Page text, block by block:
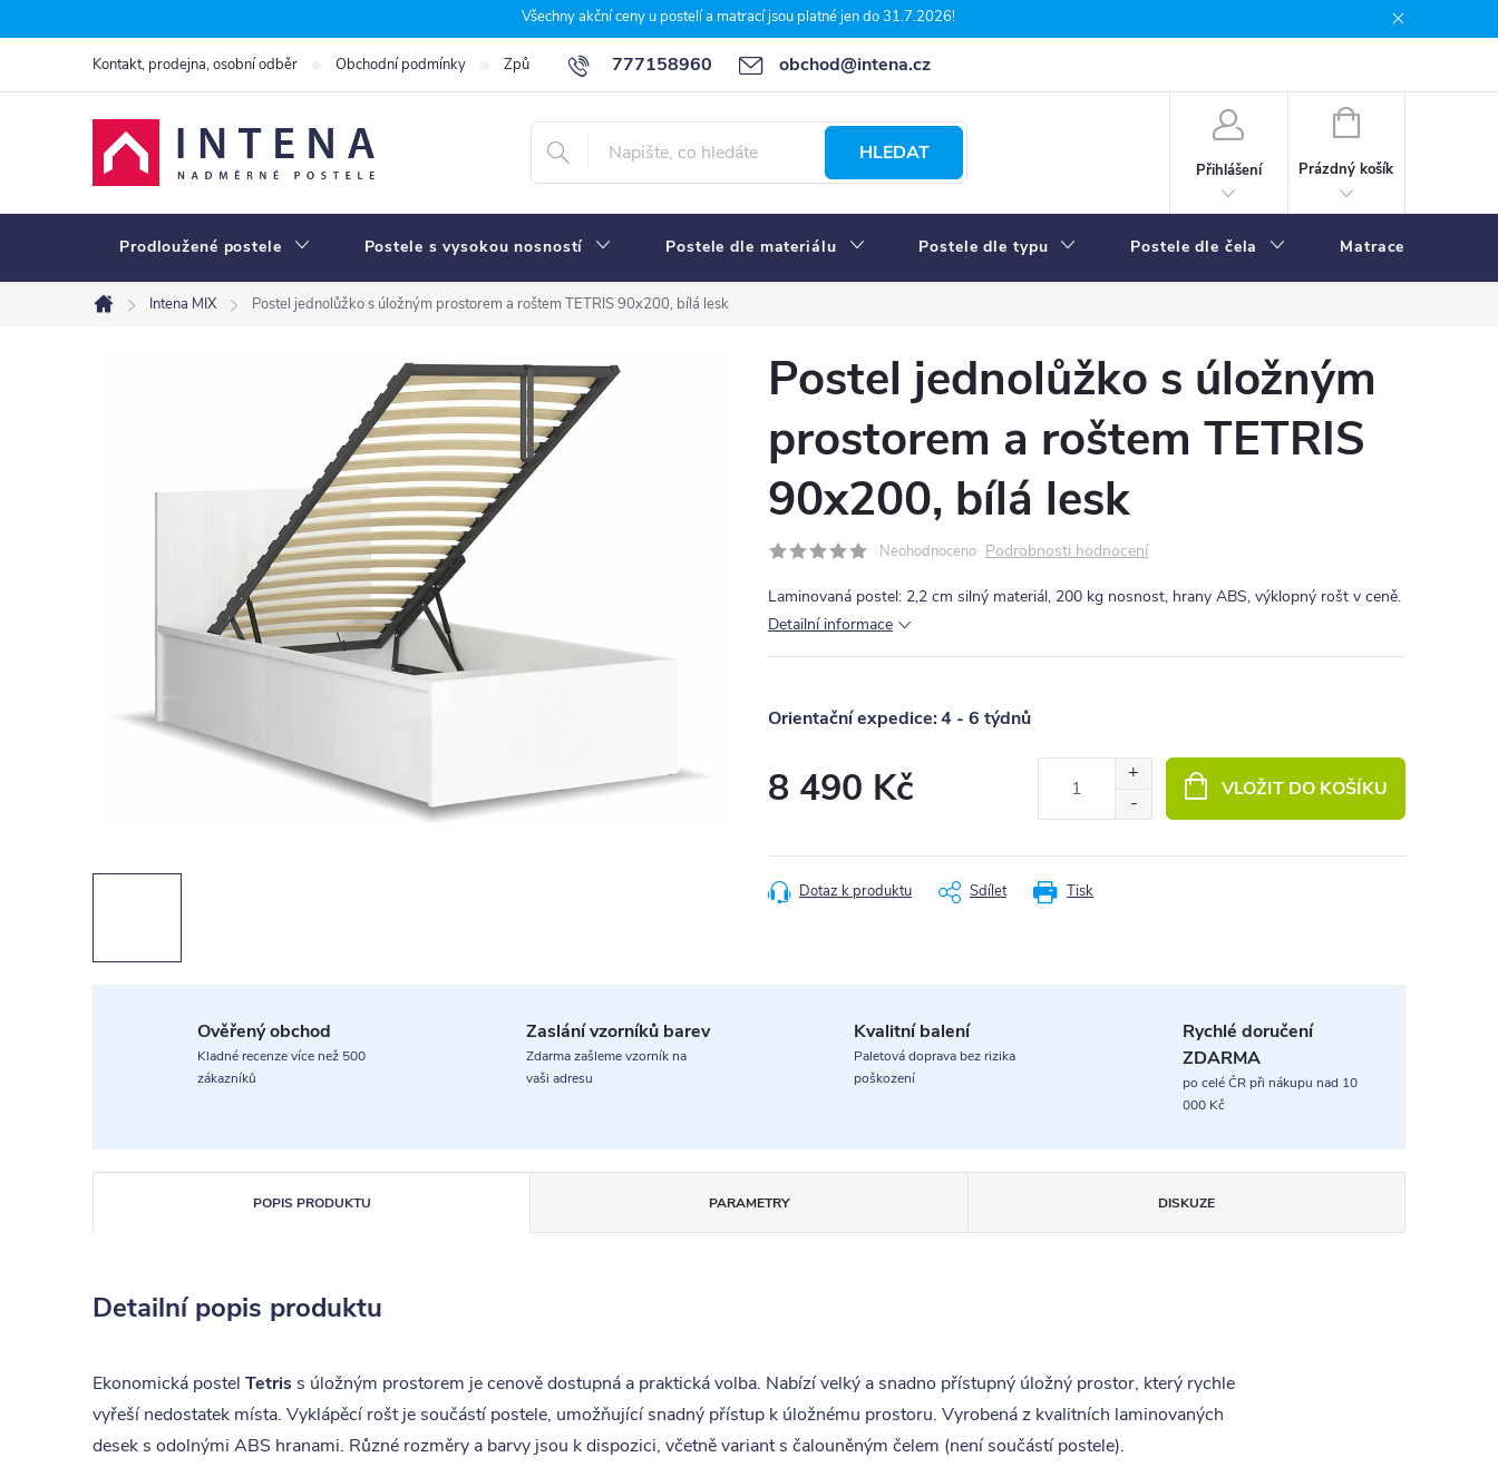
na
Všechny akční ceny u postelí a matrací jsou platné jen do 31.7.2026!
777158960 obchod@intena.cz
Kontakt, prodejna, osobní odběr Obchodní podmínky Způsoby a ceny dopravy 7 důvodů, proč nakupit u Intena nábytek
HLEDAT
Přihlášení
NÁKUPNÍ
Prázdný košík
Prodloužené postele Postele s vysokou nosností Postele dle materiálu Postele dle typu Postele dle čela Matrace
Domů
Intena MIX Postel jednolůžko s úložným prostorem a roštem TETRIS 90x200, bílá lesk
Postel jednolůžko s úložným
prostorem a roštem TETRIS
90x200, bílá lesk
Neohodnoceno Podrobnosti hodnocení
Laminovaná postel: 2,2 cm silný materiál, 200 kg nosnost, hrany ABS, výklopný rošt v ceně.
Detailní informace
4 - 6 týdnů
8 490 Kč VLOŽIT DO KOŠÍKU
Tisk
Dotaz k produktu Sdílet
Ověřený obchod
Kladné recenze více než 500
zákazníků
Zaslání vzorníků barev
Zdarma zašleme vzorník na
vaši adresu
Kvalitní balení
Paletová doprava bez rizika
poškození
Rychlé doručení
ZDARMA
po celé ČR při nákupu nad 10
000 Kč
POPIS PRODUKTU DISKUZE
PARAMETRY
Detailní popis produktu
Ekonomická postel Tetris s úložným prostorem je cenově dostupná a praktická volba. Nabízí velký a snadno přístupný úložný prostor, který rychle
vyřeší nedostatek místa. Vyklápěcí rošt je součástí postele, umožňující snadný přístup k úložnému prostoru. Vyrobená z kvalitních laminovaných
desek s odolnými ABS hranami. Různé rozměry a barvy jsou k dispozici, včetně variant s čalouněným čelem (není součástí postele).